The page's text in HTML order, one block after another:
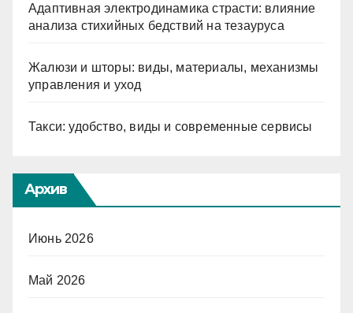
Адаптивная электродинамика страсти: влияние
анализа стихийных бедствий на тезауруса
Жалюзи и шторы: виды, материалы, механизмы
управления и уход
Такси: удобство, виды и современные сервисы
Архив
Июнь 2026
Май 2026